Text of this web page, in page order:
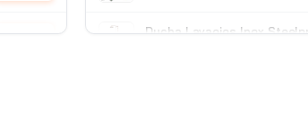
Ducha Lavaojos Inox